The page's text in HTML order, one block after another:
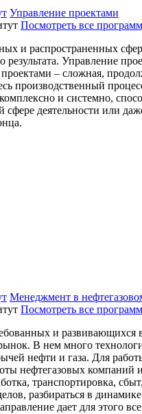
Управление проектами
Посмотреть все
и распространенных
результата. Управление
– сложная,
производственный
и системно,
деятельности или
Менеджмент в
Посмотреть все
и
В нем много
нефти и газа. Для
нефтегазовых компаний
транспортировка,
разбираться в
дает для этого